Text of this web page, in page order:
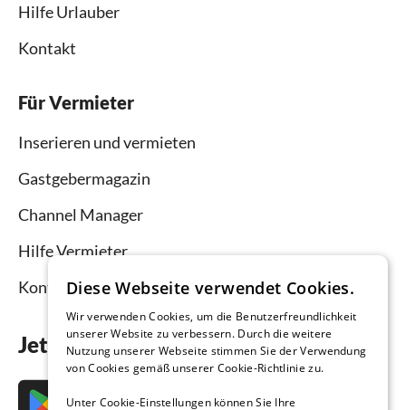
Hilfe Urlauber
Kontakt
Für Vermieter
Inserieren und vermieten
Gastgebermagazin
Channel Manager
Hilfe Vermieter
Kontakt
Jetzt die App downloaden
Diese Webseite verwendet Cookies.
Wir verwenden Cookies, um die Benutzerfreundlichkeit
unserer Website zu verbessern. Durch die weitere
Nutzung unserer Webseite stimmen Sie der Verwendung
von Cookies gemäß unserer Cookie-Richtlinie zu.
Unter Cookie-Einstellungen können Sie Ihre